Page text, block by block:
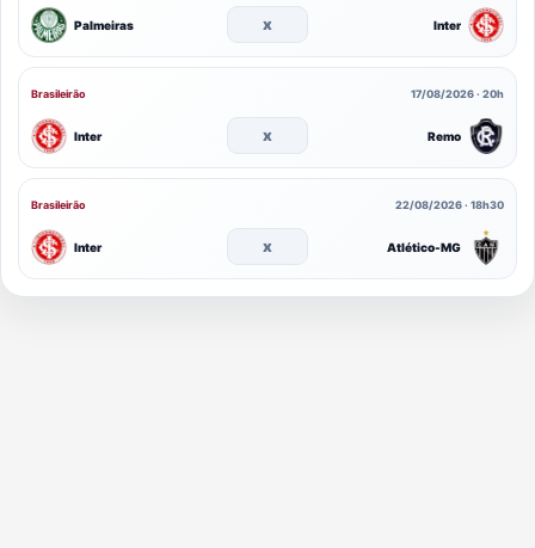
Palmeiras x Inter
Brasileirão 17/08/2026 · 20h
Inter x Remo
Brasileirão 22/08/2026 · 18h30
Inter x Atlético-MG